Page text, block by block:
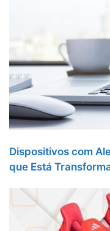
Dispositivos com
que Está